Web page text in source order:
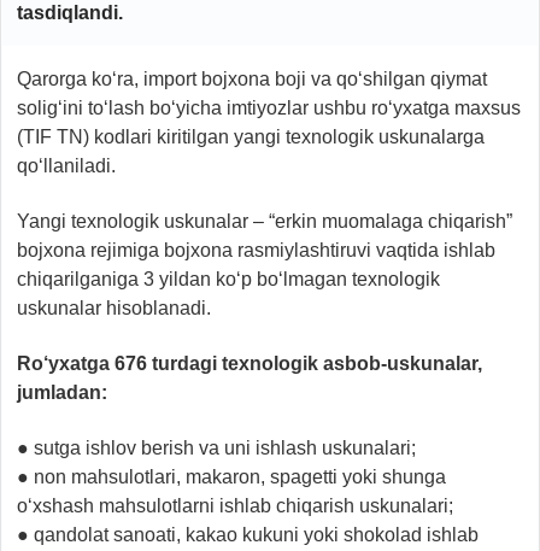
tasdiqlandi.
Qarorga ko‘ra, import bojxona boji va qo‘shilgan qiymat
solig‘ini to‘lash bo‘yicha imtiyozlar ushbu ro‘yxatga maxsus
(TIF TN) kodlari kiritilgan yangi texnologik uskunalarga
qo‘llaniladi.
Yangi texnologik uskunalar – “erkin muomalaga chiqarish”
bojxona rejimiga bojxona rasmiylashtiruvi vaqtida ishlab
chiqarilganiga 3 yildan ko‘p bo‘lmagan texnologik
uskunalar hisoblanadi.
Ro‘yxatga 676 turdagi texnologik asbob-uskunalar,
jumladan:
● sutga ishlov berish va uni ishlash uskunalari;
● non mahsulotlari, makaron, spagetti yoki shunga
o‘xshash mahsulotlarni ishlab chiqarish uskunalari;
● qandolat sanoati, kakao kukuni yoki shokolad ishlab